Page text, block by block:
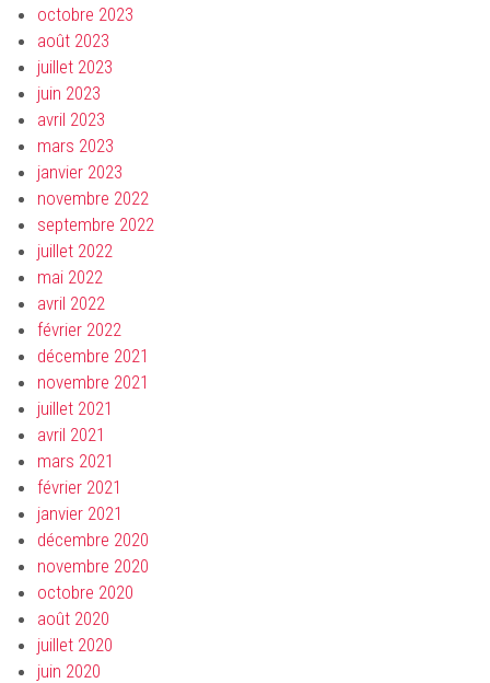
octobre 2023
août 2023
juillet 2023
juin 2023
avril 2023
mars 2023
janvier 2023
novembre 2022
septembre 2022
juillet 2022
mai 2022
avril 2022
février 2022
décembre 2021
novembre 2021
juillet 2021
avril 2021
mars 2021
février 2021
janvier 2021
décembre 2020
novembre 2020
octobre 2020
août 2020
juillet 2020
juin 2020